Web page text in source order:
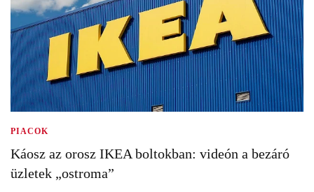
PIACOK
Káosz az orosz IKEA boltokban: videón a bezáró
üzletek „ostroma”